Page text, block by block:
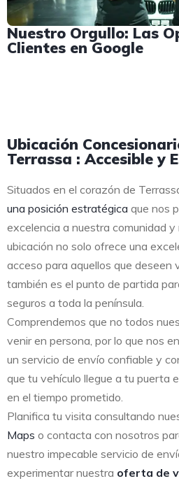
Nuestro Orgullo: Las
Clientes en Google
Ubicación
Terrassa : Accesible y
Situados en el corazón de
una posición estratégica que nos
excelencia a nuestra comunidad y
ubicación no solo ofrece una
acceso para aquellos que deseen
también es el punto de partida
seguros a toda la península.
Comprendemos que no todos
venir en persona, por lo que nos
un servicio de envío confiable y
que tu vehículo llegue a tu puerta
en el tiempo prometido.
Planifica tu visita consultando
Maps o contacta con nosotros
nuestro impecable servicio de
experimentar nuestra oferta de